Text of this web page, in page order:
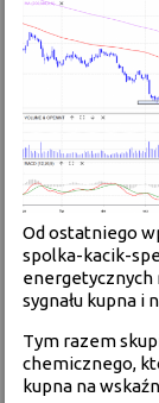
Od ostatniego
spolka-kacik-
energetycznych
sygnału kupna i
Tym razem
chemicznego,
kupna na